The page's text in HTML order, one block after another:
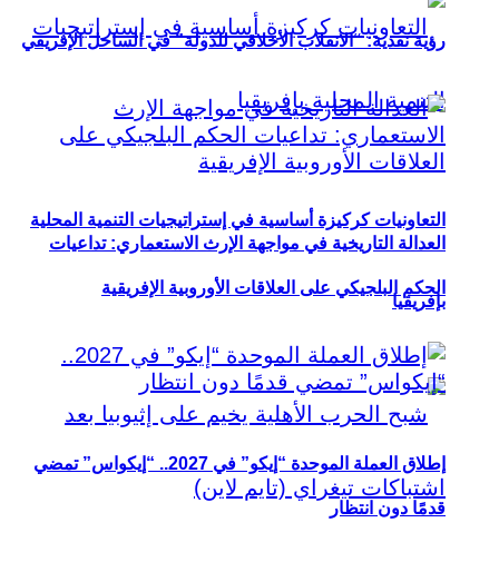
التعاونيات كركيزة أساسية في إستراتيجيات التنمية المحلية
بإفريقيا
رؤية نقدية: “الانقلاب الأخلاقي للدولة” في الساحل الإفريقي
العدالة التاريخية في مواجهة الإرث الاستعماري: تداعيات
الحكم البلجيكي على العلاقات الأوروبية الإفريقية
إطلاق العملة الموحدة “إيكو” في 2027.. “إيكواس” تمضي
قدمًا دون انتظار